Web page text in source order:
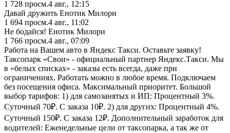
1 728 просм.4 авг., 12:15
Давай дружить Енотик Милори
1 694 просм.4 авг., 11:02
Не бодайся! Енотик Милори
1 766 просм.4 авг., 07:09
Работа на Вашем авто в Яндекс Такси. Оставьте заявку!
Таксопарк «Свои» - официальный партнер Яндекс.Такси. Мы
в «белых списках» - заказы есть всегда, даже при
ограничениях. Работать можно в любое время. Подключаем
без посещения офиса. Максимальный приоритет. Большой
выбор тарифов: 1) для самозанятых и ИП: Процентный 3%.
Суточный 70₽. С заказа 10₽. 2) для других: Процентный 4%.
Суточный 150₽. С заказа 12₽. Дополнительный заработок для
водителей: Еженедельные цели от таксопарка, а так же от